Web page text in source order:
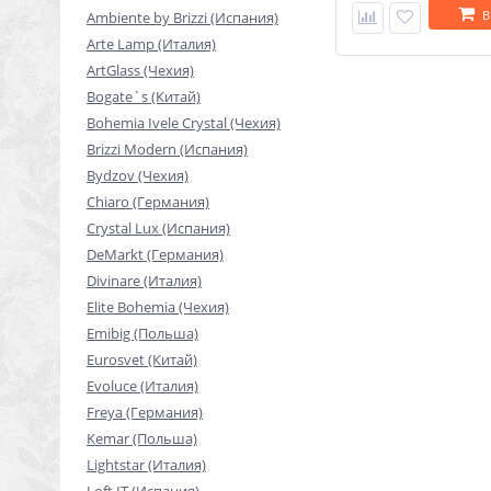
Ambiente by Brizzi (Испания)
Arte Lamp (Италия)
ArtGlass (Чехия)
Bogate`s (Китай)
Bohemia Ivele Crystal (Чехия)
Brizzi Modern (Испания)
Bydzov (Чехия)
Chiaro (Германия)
Crystal Lux (Испания)
DeMarkt (Германия)
Divinare (Италия)
Elite Bohemia (Чехия)
Emibig (Польша)
Eurosvet (Китай)
Evoluce (Италия)
Freya (Германия)
Kemar (Польша)
Lightstar (Италия)